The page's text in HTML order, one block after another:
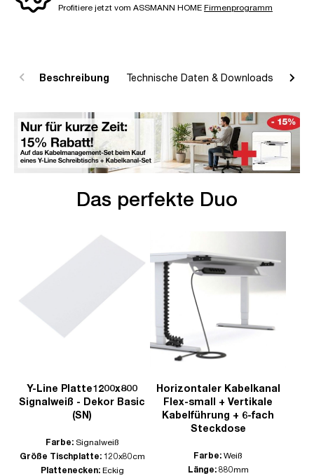
Profitiere jetzt vom ASSMANN HOME Firmenprogramm
Beschreibung Technische Daten & Downloads
Das perfekte Duo
Y-Line Platte1200x800
Signalweiß - Dekor Basic
(SN)
Farbe: Signalweiß
Größe Tischplatte: 120x80cm
Plattenecken: Eckig
Horizontaler Kabelkanal
Flex-small + Vertikale
Kabelführung + 6-fach
Steckdose
Farbe: Weiß
Länge: 880mm